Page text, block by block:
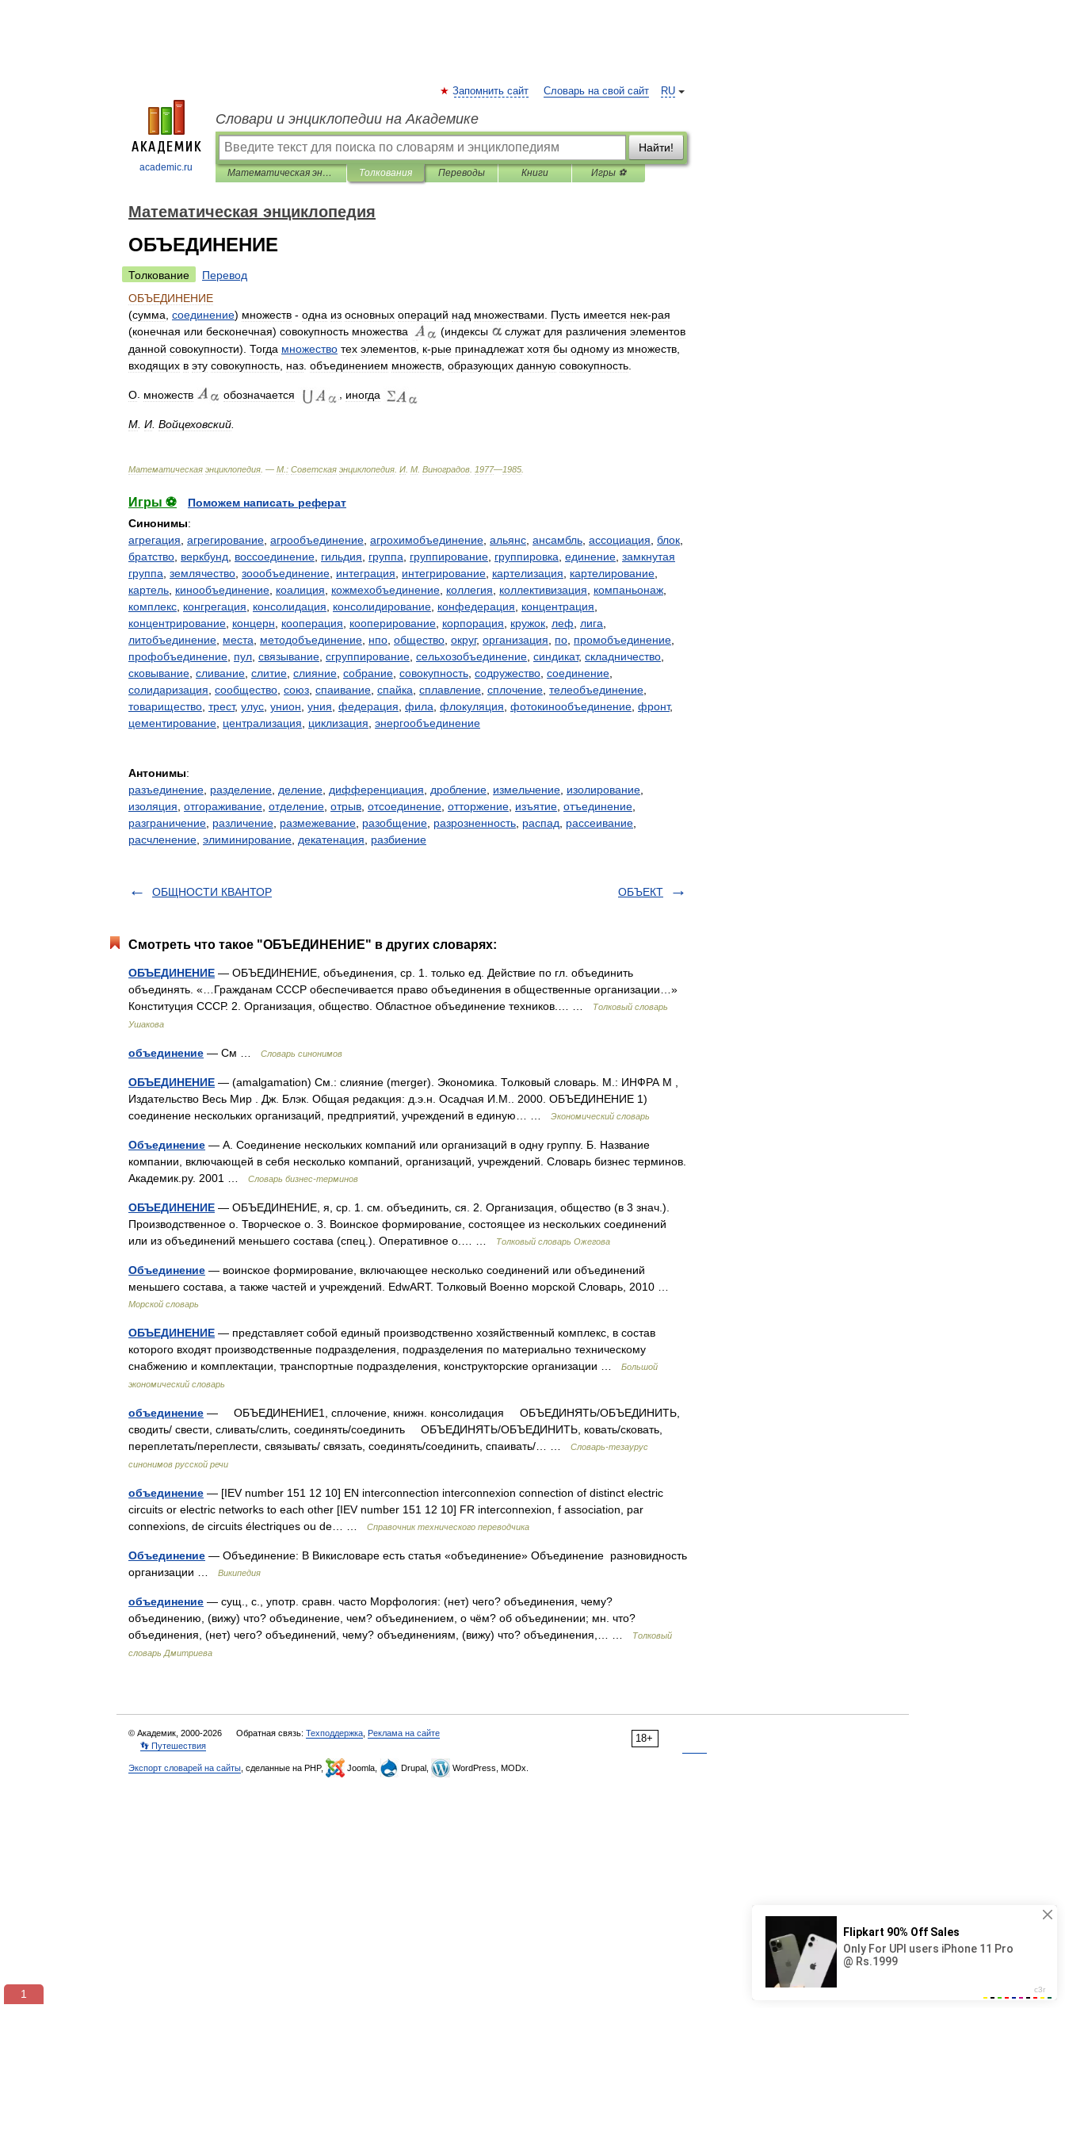
academic.ru
RU
Запомнить сайт Словарь на свой сайт
Словари и энциклопедии на Академике
Найти!
Математическая энциклопедия Толкования Переводы Книги Игры ⚽
Математическая энциклопедия
ОБЪЕДИНЕНИЕ
Толкование
Перевод
ОБЪЕДИНЕНИЕ
(сумма соединение) множеств - одна из основных операций над множествами Пусть имеется нек-рая
(конечная или бесконечная) совокупность множества (индексы служат для различения элементов
данной совокупности). Тогда множество тех элементов, к-рые принадлежат хотя бы одному из множеств,
входящих в эту совокупность, наз. объединением множеств, образующих данную совокупность.
О. множеств обозначается , иногда
М. И. Войцеховский.
Математическая энциклопедия . — М : Советская энциклопедия И М Виноградов 1977—1985
Игры ⚽
Поможем написать реферат
Синонимы:
агрегация, агрегирование, агрообъединение, агрохимобъединение, альянс, ансамбль, ассоциация, блок,
братство, веркбунд, воссоединение, гильдия, группа, группирование, группировка, единение, замкнутая
группа, землячество, зоообъединение, интеграция, интегрирование, картелизация, картелирование,
картель, кинообъединение, коалиция, кожмехобъединение, коллегия, коллективизация, компаньонаж,
комплекс, конгрегация, консолидация, консолидирование, конфедерация, концентрация,
концентрирование, концерн, кооперация, кооперирование, корпорация, кружок, леф, лига,
литобъединение, места, методобъединение, нпо, общество, округ, организация, по, промобъединение,
профобъединение, пул, связывание, сгруппирование, сельхозобъединение, синдикат, складничество,
сковывание, сливание, слитие, слияние, собрание, совокупность, содружество, соединение,
солидаризация, сообщество, союз, спаивание, спайка, сплавление, сплочение, телеобъединение,
товарищество, трест, улус, унион, уния, федерация, фила, флокуляция, фотокинообъединение, фронт,
цементирование, централизация, циклизация, энергообъединение
Антонимы:
разъединение, разделение, деление, дифференциация, дробление, измельчение, изолирование,
изоляция, отгораживание, отделение, отрыв, отсоединение, отторжение, изъятие, отъединение,
разграничение, различение, размежевание, разобщение, разрозненность, распад, рассеивание,
расчленение, элиминирование, декатенация, разбиение
ОБЩНОСТИ КВАНТОР ОБЪЕКТ
Смотреть что такое "ОБЪЕДИНЕНИЕ" в других словарях:
ОБЪЕДИНЕНИЕ — ОБЪЕДИНЕНИЕ, объединения, ср. 1. только ед. Действие по гл. объединить
объединять. «…Гражданам СССР обеспечивается право объединения в общественные организации…»
Конституция СССР. 2. Организация, общество. Областное объединение техников.… …
Толковый словарь
Ушакова
объединение — См … Словарь синонимов
ОБЪЕДИНЕНИЕ — (amalgamation) См.: слияние (merger). Экономика. Толковый словарь. М.: ИНФРА М ,
Издательство Весь Мир . Дж. Блэк. Общая редакция: д.э.н. Осадчая И.М.. 2000. ОБЪЕДИНЕНИЕ 1)
соединение нескольких организаций, предприятий, учреждений в единую… …
Экономический словарь
Объединение — А. Соединение нескольких компаний или организаций в одну группу. Б. Название
компании, включающей в себя несколько компаний, организаций, учреждений. Словарь бизнес терминов.
Академик.ру. 2001 …
Словарь бизнес-терминов
ОБЪЕДИНЕНИЕ — ОБЪЕДИНЕНИЕ, я, ср. 1. см. объединить, ся. 2. Организация, общество (в 3 знач.).
Производственное о. Творческое о. 3. Воинское формирование, состоящее из нескольких соединений
или из объединений меньшего состава (спец.). Оперативное о.… …
Толковый словарь Ожегова
Объединение — воинское формирование, включающее несколько соединений или объединений
меньшего состава, а также частей и учреждений. EdwART. Толковый Военно морской Словарь, 2010 …
Морской словарь
ОБЪЕДИНЕНИЕ — представляет собой единый производственно хозяйственный комплекс, в состав
которого входят производственные подразделения, подразделения по материально техническому
снабжению и комплектации, транспортные подразделения, конструкторские организации …
Большой
экономический словарь
объединение — ОБЪЕДИНЕНИЕ1, сплочение, книжн. консолидация ОБЪЕДИНЯТЬ/ОБЪЕДИНИТЬ,
сводить/ свести, сливать/слить, соединять/соединить ОБЪЕДИНЯТЬ/ОБЪЕДИНИТЬ, ковать/сковать,
переплетать/переплести, связывать/ связать, соединять/соединить, спаивать/… …
Словарь-тезаурус
синонимов русской речи
объединение — [IEV number 151 12 10] EN interconnection interconnexion connection of distinct electric
circuits or electric networks to each other [IEV number 151 12 10] FR interconnexion, f association, par
connexions, de circuits électriques ou de… …
Справочник технического переводчика
Объединение — Объединение: В Викисловаре есть статья «объединение» Объединение разновидность
организации …
Википедия
объединение — сущ., с., употр. сравн. часто Морфология: (нет) чего? объединения, чему?
объединению, (вижу) что? объединение, чем? объединением, о чём? об объединении; мн. что?
объединения, (нет) чего? объединений, чему? объединениям, (вижу) что? объединения,… …
Толковый
словарь Дмитриева
18+
© Академик, 2000-2026 Обратная связь: Техподдержка
Реклама на сайте
👣 Путешествия
Экспорт словарей на сайты , сделанные на PHP, Joomla, Drupal, WordPress, MODx.